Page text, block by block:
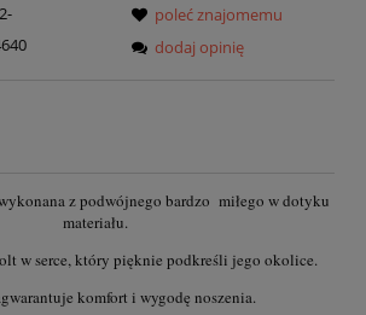
poleć znajomemu
dodaj opinię
z podwójnego bardzo miłego w dotyku
materiału.
w serce, który pięknie podkreśli jego okolice.
komfort i wygodę noszenia.